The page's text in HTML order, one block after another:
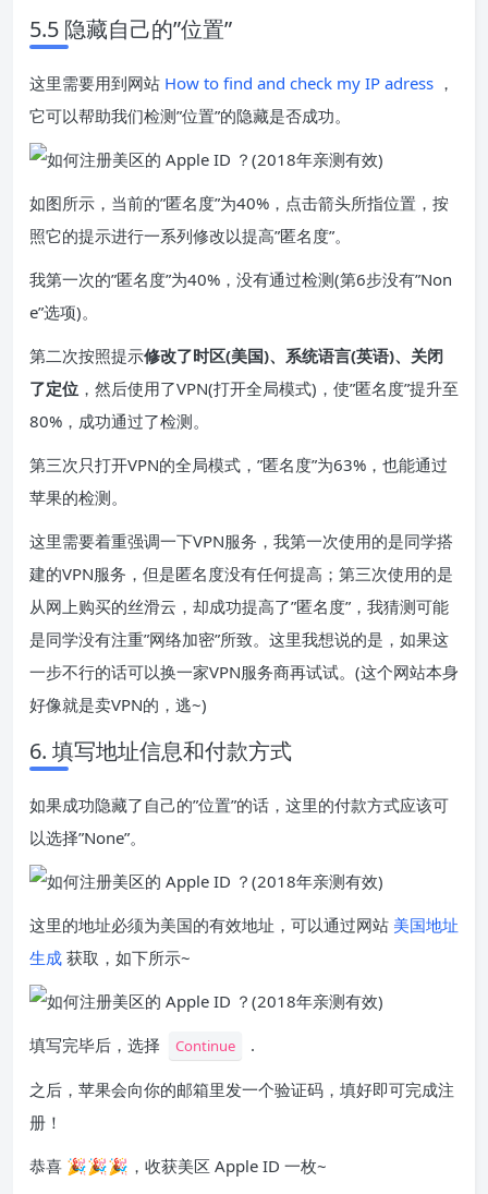
5.5 隐藏自己的”位置”
这里需要用到网站 How to find and check my IP adress ，
它可以帮助我们检测”位置”的隐藏是否成功。
如图所示，当前的”匿名度”为40%，点击箭头所指位置，按
照它的提示进行一系列修改以提高”匿名度”。
我第一次的”匿名度”为40%，没有通过检测(第6步没有”Non
e”选项)。
第二次按照提示修改了时区(美国)、系统语言(英语)、关闭
了定位 ，然后使用了VPN(打开全局模式)，使”匿名度”提升至
80%，成功通过了检测。
第三次只打开VPN的全局模式，”匿名度”为63%，也能通过
苹果的检测。
这里需要着重强调一下VPN服务，我第一次使用的是同学搭
建的VPN服务，但是匿名度没有任何提高；第三次使用的是
从网上购买的丝滑云，却成功提高了”匿名度”，我猜测可能
是同学没有注重”网络加密”所致。这里我想说的是，如果这
一步不行的话可以换一家VPN服务商再试试。(这个网站本身
好像就是卖VPN的，逃~)
6. 填写地址信息和付款方式
如果成功隐藏了自己的”位置”的话，这里的付款方式应该可
以选择”None”。
这里的地址必须为美国的有效地址，可以通过网站 美国地址
生成 获取，如下所示~
填写完毕后，选择 Continue .
之后，苹果会向你的邮箱里发一个验证码，填好即可完成注
册！
恭喜 🎉🎉🎉，收获美区 Apple ID 一枚~